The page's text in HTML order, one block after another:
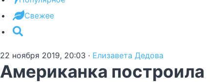
Свежее
22 ноября 2019, 20:03 · Елизавета Дедова
Американка построила